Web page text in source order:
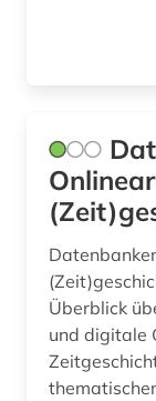
Überblick
und digitale